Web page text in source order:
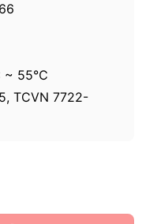
~ 55℃
TCVN 7722-